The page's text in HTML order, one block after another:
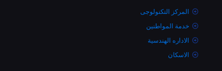
المركز التكنولوجى
خدمة المواطنين
الاداره الهندسية
الاسكان